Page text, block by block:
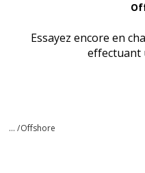
Essayez encore en
effectuant
... /Offshore